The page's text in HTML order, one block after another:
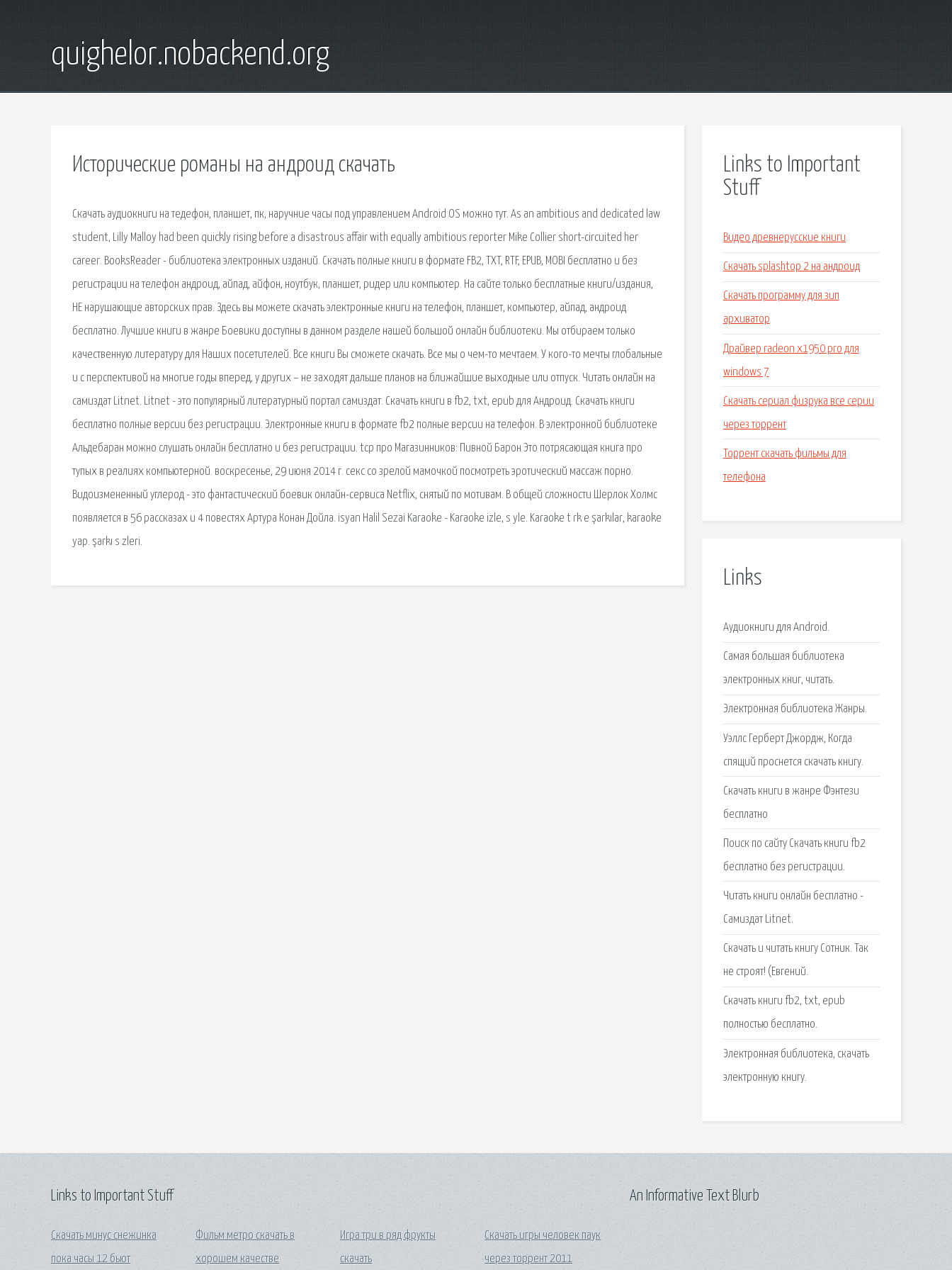
quighelor.nobackend.org
Исторические романы на андроид скачать
Скачать аудиокниги на тедефон, планшет, пк, наручние часы под управлением Android OS можно тут. As an ambitious and dedicated law
student, Lilly Malloy had been quickly rising before a disastrous affair with equally ambitious reporter Mike Collier short-circuited her
career. BooksReader - библиотека электронных изданий. Скачать полные книги в формате FB2, TXT, RTF, EPUB, MOBI бесплатно и без
регистрации на телефон андроид, айпад, айфон, ноутбук, планшет, ридер или компьютер. На сайте только бесплатные книги/издания,
НЕ нарушающие авторских прав. Здесь вы можете скачать электронные книги на телефон, планшет, компьютер, айпад, андроид
бесплатно. Лучшие книги в жанре Боевики доступны в данном разделе нашей большой онлайн библиотеки. Мы отбираем только
качественную литературу для Наших посетителей. Все книги Вы сможете скачать. Все мы о чем-то мечтаем. У кого-то мечты глобальные
и с перспективой на многие годы вперед, у других – не заходят дальше планов на ближайшие выходные или отпуск. Читать онлайн на
самиздат Litnet. Litnet - это популярный литературный портал самиздат. Скачать книги в fb2, txt, epub для Андроид. Скачать книги
бесплатно полные версии без регистрации. Электронные книги в формате fb2 полные версии на телефон. В электронной библиотеке
Альдебаран можно слушать онлайн бесплатно и без регистрации. tcp про Магазинников: Пивной Барон Это потрясающая книга про
тупых в реалиях компьютерной. воскресенье, 29 июня 2014 г. секс со зрелой мамочкой посмотреть эротический массаж порно.
Видоизмененный углерод - это фантастический боевик онлайн-сервиса Netflix, снятый по мотивам. В общей сложности Шерлок Холмс
появляется в 56 рассказах и 4 повестях Артура Конан Дойла. isyan Halil Sezai Karaoke - Karaoke izle, s yle. Karaoke t rk e şarkılar, karaoke
yap. şarkı s zleri.
Links to Important
Stuff
Видео древнерусские книги
Скачать splashtop 2 на андроид
Скачать программу для зип
архиватор
Драйвер radeon x1950 pro для
windows 7
Скачать сериал физрука все серии
через торрент
Торрент скачать фильмы для
телефона
Links
Аудиокниги для Android.
Самая большая библиотека
электронных книг, читать.
Электронная библиотека Жанры.
Уэллс Герберт Джордж, Когда
спящий проснется скачать книгу.
Скачать книги в жанре Фэнтези
бесплатно
Поиск по сайту Скачать книги fb2
бесплатно без регистрации.
Читать книги онлайн бесплатно -
Самиздат Litnet.
Скачать и читать книгу Сотник. Так
не строят! (Евгений.
Скачать книги fb2, txt, epub
полностью бесплатно.
Электронная библиотека, скачать
электронную книгу.
Links to Important Stuff
Скачать минус снежинка
пока часы 12 бьют
Фильм метро скачать в
хорошем качестве
Игра три в ряд фрукты
скачать
Скачать игры человек паук
через торрент 2011
An Informative Text Blurb